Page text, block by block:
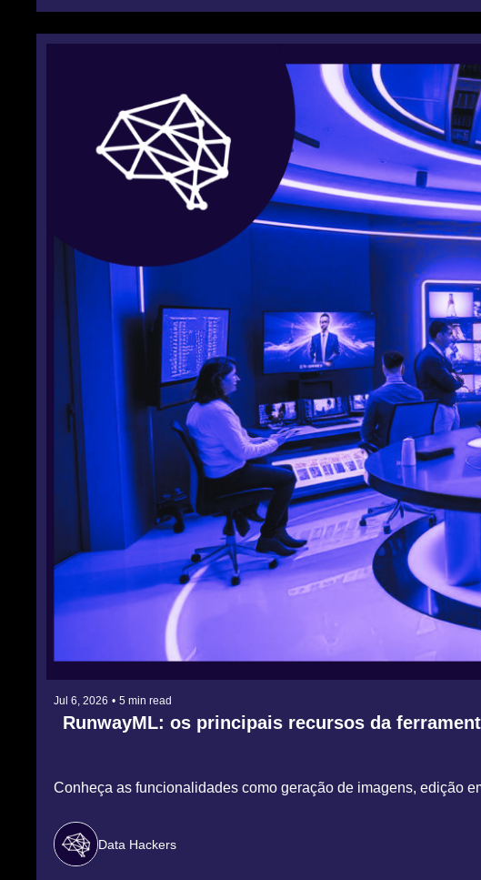
Jul 6, 2026 • 5 min read
RunwayML: os principais recursos da
Conheça as funcionalidades como geração de imagens, edição
Data Hackers